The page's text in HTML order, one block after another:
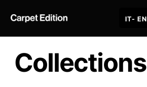
IT- EN
Collections